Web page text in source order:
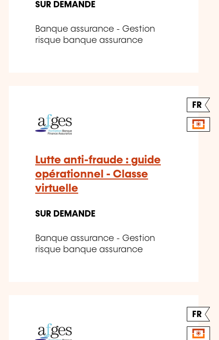
SUR DEMANDE
Banque assurance - Gestion
risque banque assurance
FR
Lutte anti-fraude : guide
opérationnel - Classe
virtuelle
SUR DEMANDE
Banque assurance - Gestion
risque banque assurance
FR